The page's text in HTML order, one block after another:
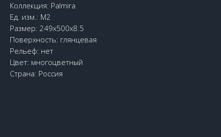
Коллекция: Palmira
Ед. изм.: М2
Размер: 249x500x8.5
Поверхность: глянцевая
Рельеф: нет
Цвет: многоцветный
Страна: Россия